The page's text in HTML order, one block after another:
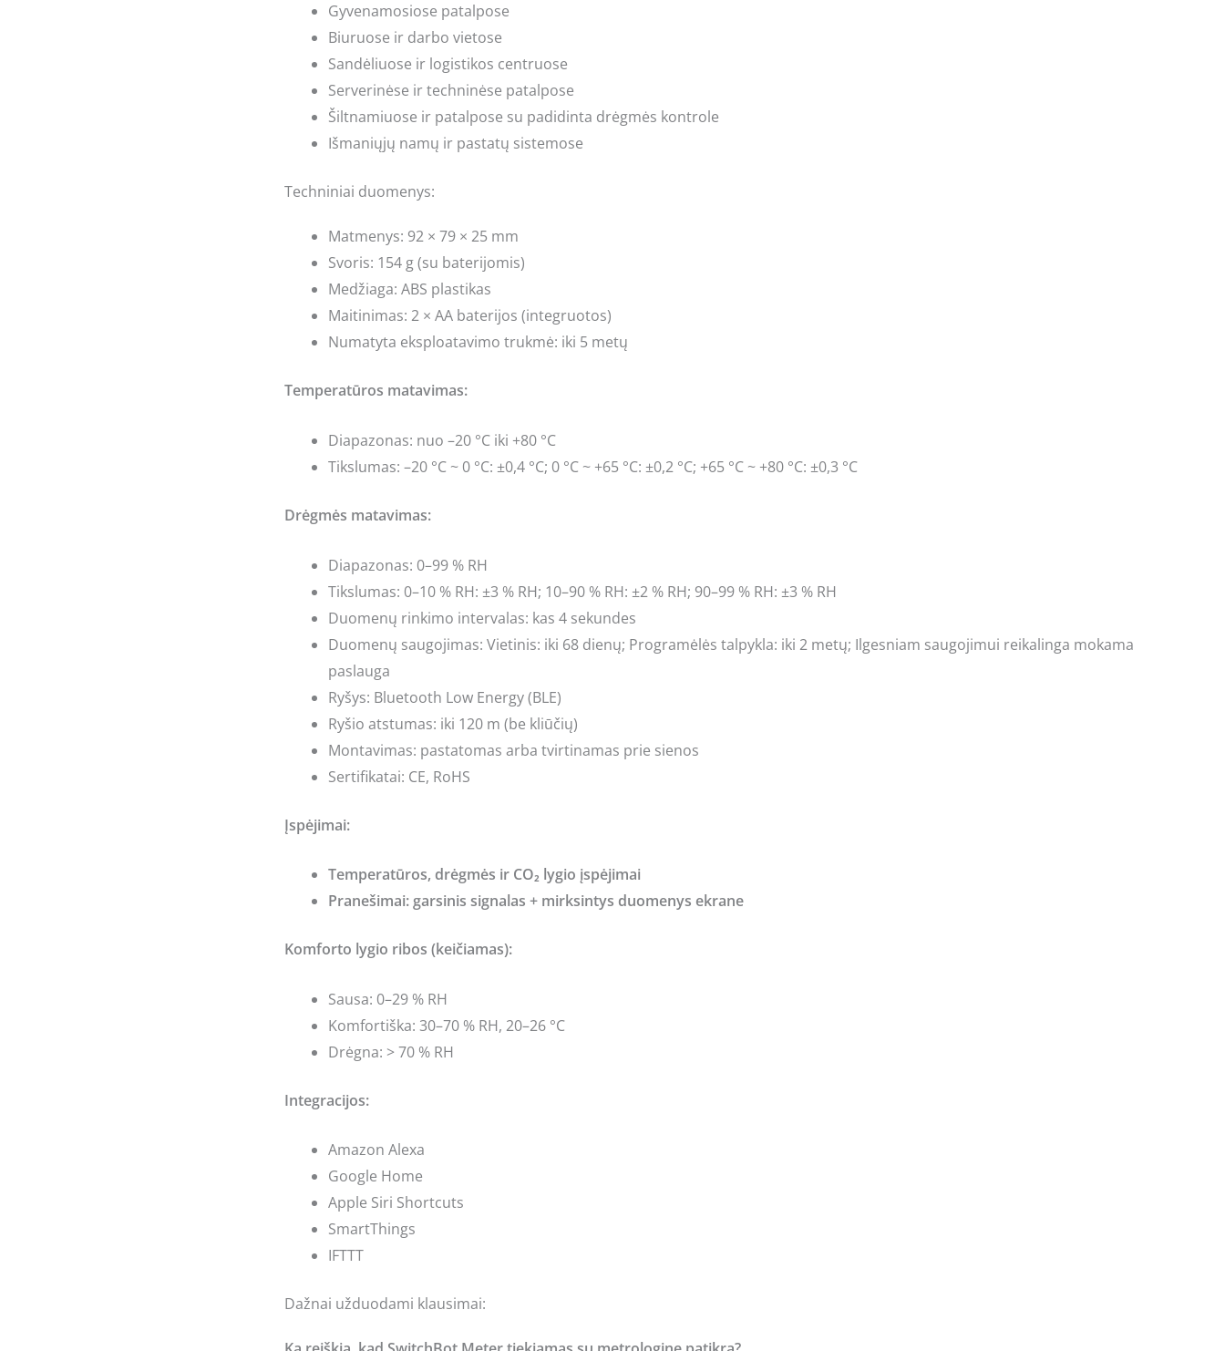
Gyvenamosiose patalpose
Biuruose ir darbo vietose
Sandėliuose ir logistikos centruose
Serverinėse ir techninėse patalpose
Šiltnamiuose ir patalpose su padidinta drėgmės kontrole
Išmaniųjų namų ir pastatų sistemose
Techniniai duomenys:
Matmenys: 92 × 79 × 25 mm
Svoris: 154 g (su baterijomis)
Medžiaga: ABS plastikas
Maitinimas: 2 × AA baterijos (integruotos)
Numatyta eksploatavimo trukmė: iki 5 metų
Temperatūros matavimas:
Diapazonas: nuo –20 °C iki +80 °C
Tikslumas: –20 °C ~ 0 °C: ±0,4 °C; 0 °C ~ +65 °C: ±0,2 °C; +65 °C ~ +80 °C: ±0,3 °C
Drėgmės matavimas:
Diapazonas: 0–99 % RH
Tikslumas: 0–10 % RH: ±3 % RH; 10–90 % RH: ±2 % RH; 90–99 % RH: ±3 % RH
Duomenų rinkimo intervalas: kas 4 sekundes
Duomenų saugojimas: Vietinis: iki 68 dienų; Programėlės talpykla: iki 2 metų; Ilgesniam saugojimui reikalinga mokama
paslauga
Ryšys: Bluetooth Low Energy (BLE)
Ryšio atstumas: iki 120 m (be kliūčių)
Montavimas: pastatomas arba tvirtinamas prie sienos
Sertifikatai: CE, RoHS
Įspėjimai:
Temperatūros, drėgmės ir CO₂ lygio įspėjimai
Pranešimai: garsinis signalas + mirksintys duomenys ekrane
Komforto lygio ribos (keičiamas):
Sausa: 0–29 % RH
Komfortiška: 30–70 % RH, 20–26 °C
Drėgna: > 70 % RH
Integracijos:
Amazon Alexa
Google Home
Apple Siri Shortcuts
SmartThings
IFTTT
Dažnai užduodami klausimai: